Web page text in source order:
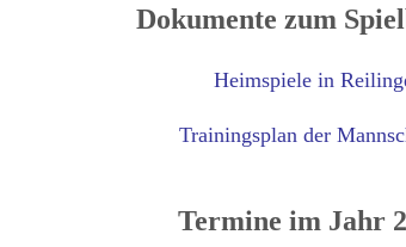
Dokumente zum
Heimspiele in
Trainingsplan der
Termine im Jahr